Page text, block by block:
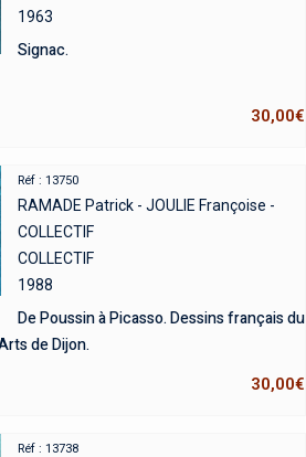
1963
Signac.
30,00€
Réf : 13750
RAMADE Patrick - JOULIE Françoise -
COLLECTIF
COLLECTIF
1988
De Poussin à Picasso. Dessins français du
de Dijon.
30,00€
Réf : 13738